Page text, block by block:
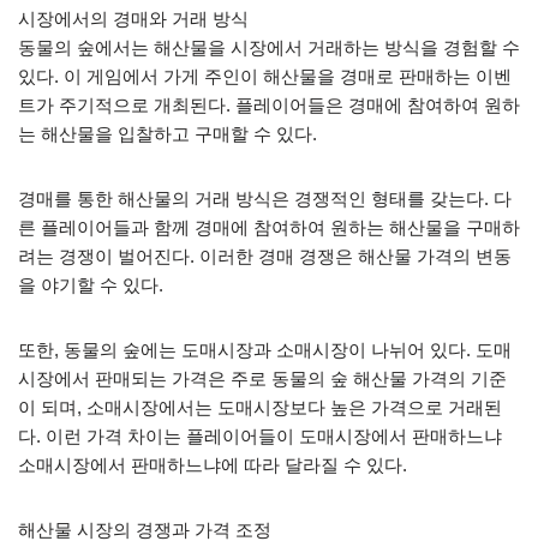
시장에서의 경매와 거래 방식
동물의 숲에서는 해산물을 시장에서 거래하는 방식을 경험할 수
있다. 이 게임에서 가게 주인이 해산물을 경매로 판매하는 이벤
트가 주기적으로 개최된다. 플레이어들은 경매에 참여하여 원하
는 해산물을 입찰하고 구매할 수 있다.
경매를 통한 해산물의 거래 방식은 경쟁적인 형태를 갖는다. 다
른 플레이어들과 함께 경매에 참여하여 원하는 해산물을 구매하
려는 경쟁이 벌어진다. 이러한 경매 경쟁은 해산물 가격의 변동
을 야기할 수 있다.
또한, 동물의 숲에는 도매시장과 소매시장이 나뉘어 있다. 도매
시장에서 판매되는 가격은 주로 동물의 숲 해산물 가격의 기준
이 되며, 소매시장에서는 도매시장보다 높은 가격으로 거래된
다. 이런 가격 차이는 플레이어들이 도매시장에서 판매하느냐
소매시장에서 판매하느냐에 따라 달라질 수 있다.
해산물 시장의 경쟁과 가격 조정